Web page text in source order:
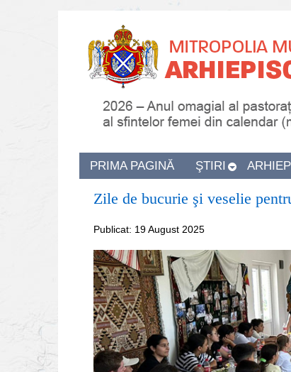
PRIMA PAGINĂ ŞTIRI
Zile de bucurie şi veselie
Publicat: 19 August 2025